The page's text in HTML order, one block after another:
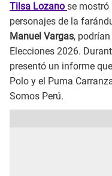
Tilsa Lozano se mostró
personajes de la
Manuel Vargas,
Elecciones 2026.
presentó un informe
Polo y el Puma
Somos Perú.